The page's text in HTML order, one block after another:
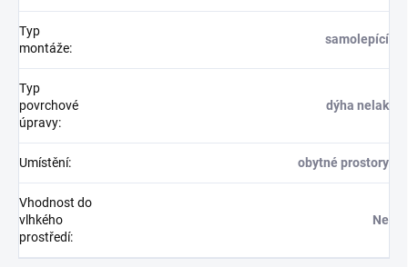
Typ
montáže:
samolepící
Typ
povrchové
úpravy:
dýha nelak
Umístění: obytné prostory
Vhodnost do
vlhkého
prostředí:
Ne